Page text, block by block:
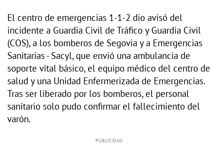
El centro de emergencias 1-1-2 dio avisó del
incidente a Guardia Civil de Tráfico y Guardia Civil
(COS), a los bomberos de Segovia y a Emergencias
Sanitarias - Sacyl, que envió una ambulancia de
soporte vital básico, el equipo médico del centro de
salud y una Unidad Enfermerizada de Emergencias.
Tras ser liberado por los bomberos, el personal
sanitario solo pudo confirmar el fallecimiento del
varón.